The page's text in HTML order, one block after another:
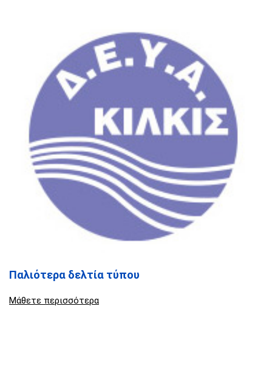
Παλιότερα δελτία τύπου
Μάθετε περισσότερα